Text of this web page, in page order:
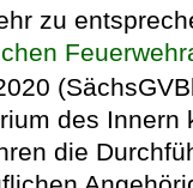
zu
des Innern
die